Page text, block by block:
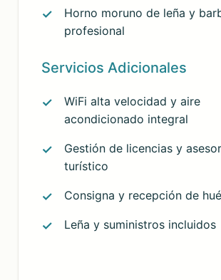
Horno moruno de leña y
profesional
Servicios Adicionales
WiFi alta velocidad y aire
acondicionado integral
Gestión de licencias y
turístico
Consigna y recepción de
Leña y suministros incluidos